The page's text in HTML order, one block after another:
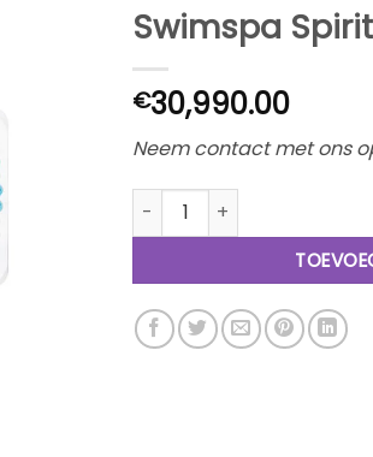
Swimspa
€30,990.00
Neem contact met ons
Swimspa Spirit incl. Cover